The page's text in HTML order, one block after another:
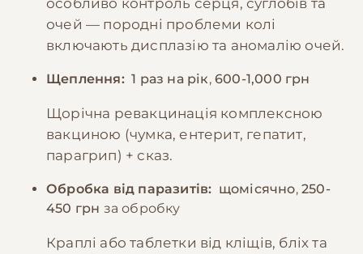
очей — породні проблеми колі
включають дисплазію та аномалію очей.
Щеплення: 1 раз на рік,600-1,000 грн
Щорічна ревакцинація комплексною
вакциною (чумка, ентерит, гепатит,
парагрип) + сказ.
Обробка від паразитів: щомісячно,250-
450 грн за обробку
Краплі або таблетки від кліщів, бліх та